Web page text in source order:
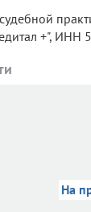
+", ИНН
На